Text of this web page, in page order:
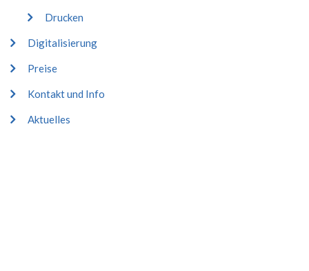
Drucken
Digitalisierung
Preise
Kontakt und Info
Aktuelles